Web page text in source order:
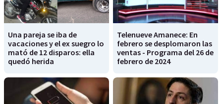
Una pareja se iba de
vacaciones y el ex suegro lo
mató de 12 disparos: ella
quedó herida
Telenueve Amanece: En
febrero se desplomaron las
ventas - Programa del 26 de
febrero de 2024